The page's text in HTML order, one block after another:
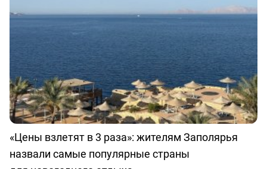
«Цены взлетят в 3 раза»: жителям Заполярья
назвали самые популярные страны